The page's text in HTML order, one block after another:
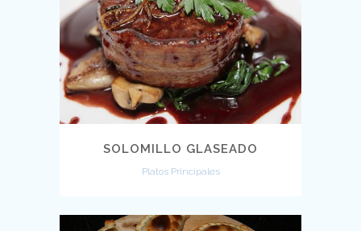
SOLOMILLO GLASEADO
Platos Principales